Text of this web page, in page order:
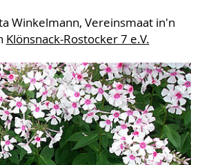
Winkelmann, Vereinsmaat in'n
Klönsnack-Rostocker 7 e.V.